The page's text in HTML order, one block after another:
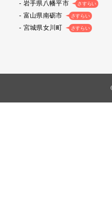
岩手県八幡平市 さすらい
富山県南砺市 さすらい
宮城県女川町 さすらい